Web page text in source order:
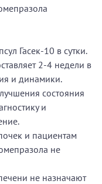
Гасек-10 в сутки.
2-4 недели в
и динамики.
состояния
и
и пациентам
не
не назначают